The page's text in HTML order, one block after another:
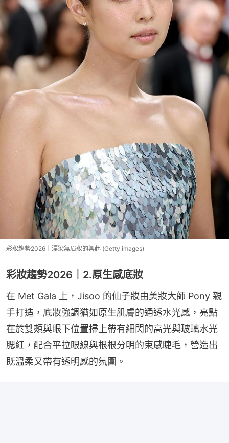
彩妝趨勢2026｜漂染無眉妝的興起 (Getty images)
彩妝趨勢2026｜2.原生感底妝
在 Met Gala 上，Jisoo 的仙子妝由美妝大師 Pony 親
手打造，底妝強調猶如原生肌膚的通透水光感，亮點
在於雙頰與眼下位置掃上帶有細閃的高光與玻璃水光
腮紅，配合平拉眼線與根根分明的束感睫毛，營造出
既溫柔又帶有透明感的氛圍。